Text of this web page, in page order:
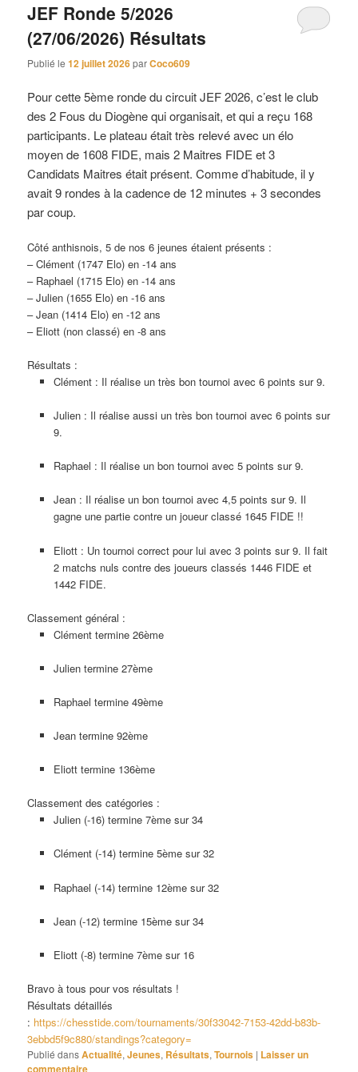
JEF Ronde 5/2026
(27/06/2026) Résultats
Publié le12 juillet 2026parCoco609
Pour cette 5ème ronde du circuit JEF 2026, c’est le club
des 2 Fous du Diogène qui organisait, et qui a reçu 168
participants. Le plateau était très relevé avec un élo
moyen de 1608 FIDE, mais 2 Maitres FIDE et 3
Candidats Maitres était présent. Comme d’habitude, il y
avait 9 rondes à la cadence de 12 minutes + 3 secondes
par coup.
Côté anthisnois, 5 de nos 6 jeunes étaient présents :
– Clément (1747 Elo) en -14 ans
– Raphael (1715 Elo) en -14 ans
– Julien (1655 Elo) en -16 ans
– Jean (1414 Elo) en -12 ans
– Eliott (non classé) en -8 ans
Résultats :
Clément : Il réalise un très bon tournoi avec 6 points sur 9.
Julien : Il réalise aussi un très bon tournoi avec 6 points sur
9.
Raphael : Il réalise un bon tournoi avec 5 points sur 9.
Jean : Il réalise un bon tournoi avec 4,5 points sur 9. Il
gagne une partie contre un joueur classé 1645 FIDE !!
Eliott : Un tournoi correct pour lui avec 3 points sur 9. Il fait
2 matchs nuls contre des joueurs classés 1446 FIDE et
1442 FIDE.
Classement général :
Clément termine 26ème
Julien termine 27ème
Raphael termine 49ème
Jean termine 92ème
Eliott termine 136ème
Classement des catégories :
Julien (-16) termine 7ème sur 34
Clément (-14) termine 5ème sur 32
Raphael (-14) termine 12ème sur 32
Jean (-12) termine 15ème sur 34
Eliott (-8) termine 7ème sur 16
Bravo à tous pour vos résultats !
Résultats détaillés
: https://chesstide.com/tournaments/30f33042-7153-42dd-b83b-
3ebbd5f9c880/standings?category=
Publié dansActualité,Jeunes, Résultats,Tournois | Laisser un
commentaire